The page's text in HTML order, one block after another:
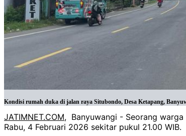
Kondisi rumah duka di jalan raya Situbondo, Desa Ketapang,
JATIMNET.COM, Banyuwangi - Seorang warga
Rabu, 4 Februari 2026 sekitar pukul 21.00 WIB.